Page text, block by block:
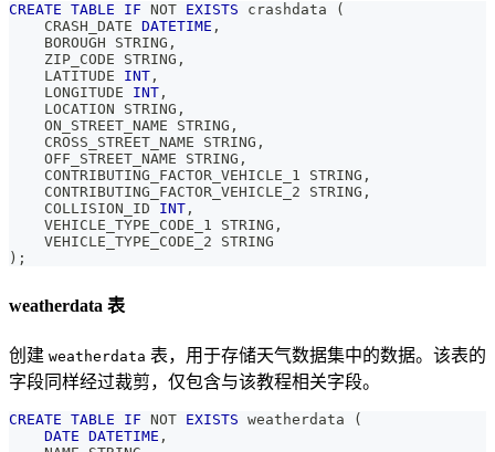
CREATE TABLE IF NOT EXISTS crashdata
(
    CRASH_DATE
DATETIME ,
    BOROUGH STRING
,
    ZIP_CODE STRING
,
    LATITUDE
INT ,
    LONGITUDE
INT ,
    LOCATION STRING
,
    ON_STREET_NAME STRING
,
    CROSS_STREET_NAME STRING
,
    OFF_STREET_NAME STRING
,
    CONTRIBUTING_FACTOR_VEHICLE_1 STRING
,
    CONTRIBUTING_FACTOR_VEHICLE_2 STRING
,
    COLLISION_ID
INT ,
    VEHICLE_TYPE_CODE_1 STRING
,
    VEHICLE_TYPE_CODE_2 STRING
) ;
weatherdata 表
创建 weatherdata 表，用于存储天气数据集中的数据。该表的
字段同样经过裁剪，仅包含与该教程相关字段。
CREATE TABLE IF NOT EXISTS weatherdata
(
DATE DATETIME ,